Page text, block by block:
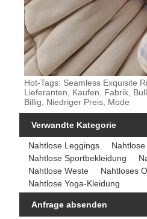
Hot-Tags: Seamless Exquisite
Lieferanten, Kaufen, Fabrik,
Billig, Niedriger Preis, Mode
Verwandte Kategorie
Nahtlose Leggings
Nahtlose Sportbekleidung
Nahtlose Weste
Nahtloses
Nahtlose Yoga-Kleidung
Anfrage absenden